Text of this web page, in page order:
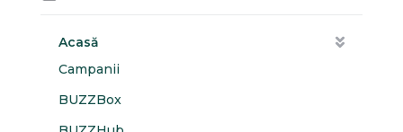
Acasă
Campanii
BUZZBox